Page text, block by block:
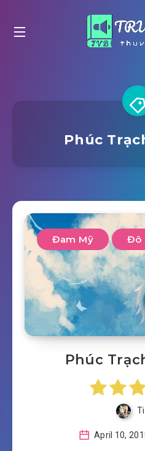
Phúc
Đam Mỹ Đô
Phúc
April 10,